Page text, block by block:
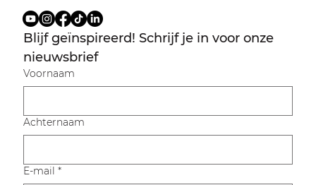
Blijf geïnspireerd! Schrijf je in voor onze
nieuwsbrief
Voornaam
Achternaam
E-mail *